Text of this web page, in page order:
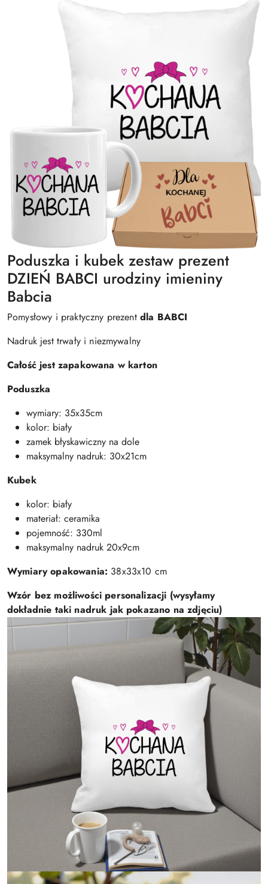
Poduszka i kubek zestaw prezent
DZIEŃ BABCI urodziny imieniny
Babcia
Pomysłowy i praktyczny prezent dla BABCI
Nadruk jest trwały i niezmywalny
Całość jest zapakowana w karton
Poduszka
wymiary: 35x35cm
kolor: biały
zamek błyskawiczny na dole
maksymalny nadruk: 30x21cm
Kubek
kolor: biały
materiał: ceramika
pojemność: 330ml
maksymalny nadruk 20x9cm
Wymiary opakowania: 38x33x10 cm
Wzór bez możliwości personalizacji (wysyłamy
dokładnie taki nadruk jak pokazano na zdjęciu)